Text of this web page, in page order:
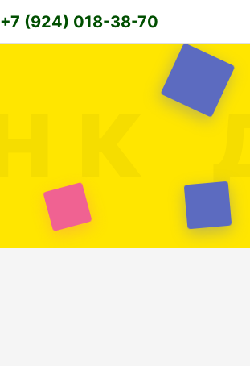
+7 (924) 018-38-70